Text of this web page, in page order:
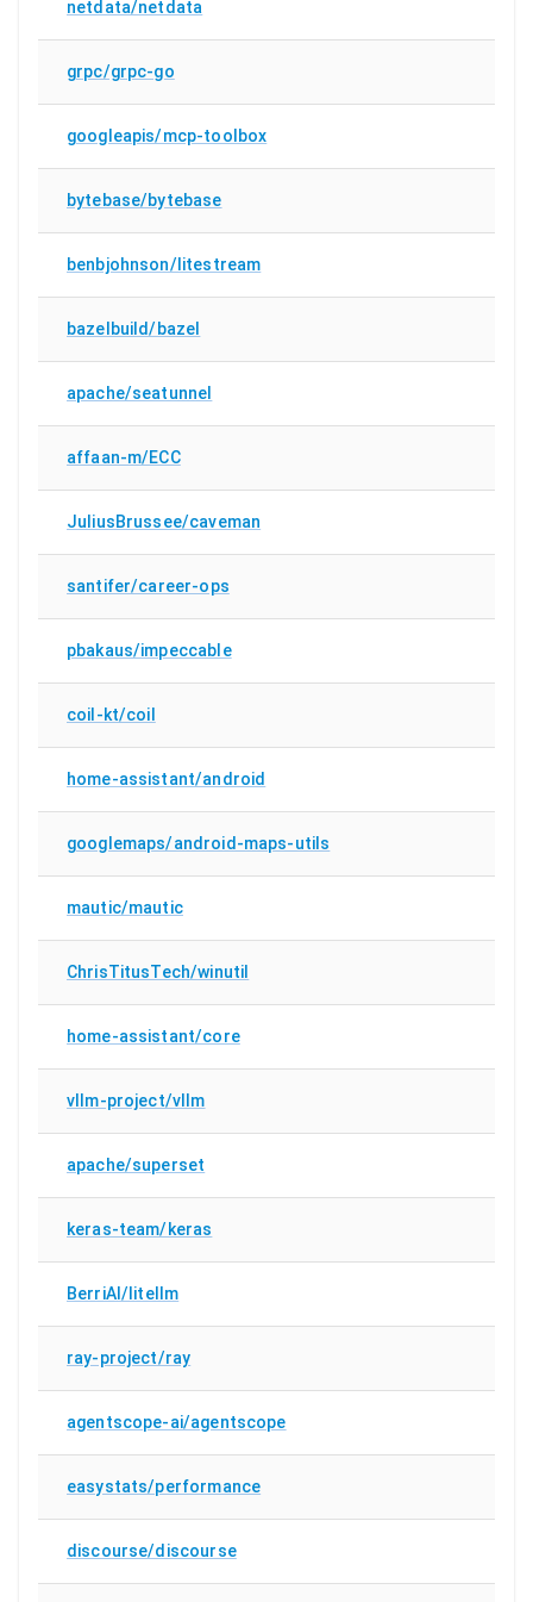
netdata/netdata
grpc/grpc-go
googleapis/mcp-toolbox
bytebase/bytebase
benbjohnson/litestream
bazelbuild/bazel
apache/seatunnel
affaan-m/ECC
JuliusBrussee/caveman
santifer/career-ops
pbakaus/impeccable
coil-kt/coil
home-assistant/android
googlemaps/android-maps-utils
mautic/mautic
ChrisTitusTech/winutil
home-assistant/core
vllm-project/vllm
apache/superset
keras-team/keras
BerriAI/litellm
ray-project/ray
agentscope-ai/agentscope
easystats/performance
discourse/discourse